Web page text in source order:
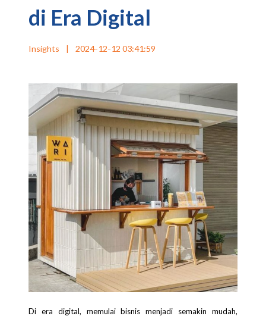
di Era Digital
Insights | 2024-12-12 03:41:59
Di era digital, memulai bisnis menjadi semakin mudah,